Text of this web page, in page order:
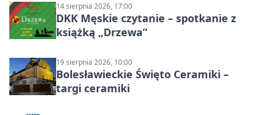
14 sierpnia 2026, 17:00
DKK Męskie czytanie – spotkanie z
książką „Drzewa”
19 sierpnia 2026, 10:00
Bolesławieckie Święto Ceramiki –
targi ceramiki